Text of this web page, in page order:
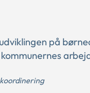
på